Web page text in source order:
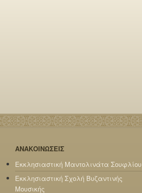
ΑΝΑΚΟΙΝΩΣΕΙΣ
Εκκλησιαστική Μαντολινάτα Σουφλίου
Εκκλησιαστική Σχολή Βυζαντινής
Μουσικής